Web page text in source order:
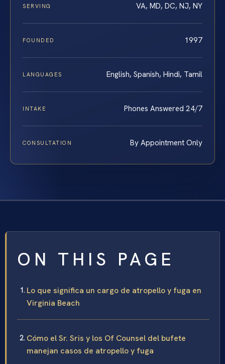
SERVING VA, MD, DC, NJ, NY
FOUNDED 1997
LANGUAGES English, Spanish, Hindi, Tamil
INTAKE Phones Answered 24/7
CONSULTATION By Appointment Only
ON THIS PAGE
Lo que significa un cargo de atropello y fuga en
Virginia Beach
Cómo el Sr. Sris y los Of Counsel del bufete
manejan casos de atropello y fuga